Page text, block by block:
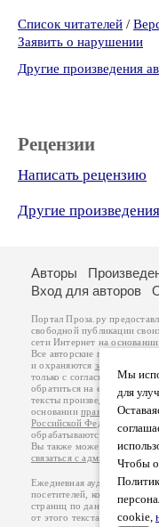
Список читателей /
Заявить о нарушении
Другие произведения
Рецензии
Написать рецензию
Другие
Мы
для
Чтобы
cookie,
Авторы
Вход для авторов
Портал Проза.ру
свободной публикации
сети Интернет на
Все авторские права на
и охраняются законом
.
только с согласия его
обратиться на его
тексты произведений
основанииправил
Российской Федерации
обрабатываются на
Вы также можете
связаться с администрацией
Ежедневная аудитория
посетителей, которые в
страниц по данным
от этого текста. В каждой